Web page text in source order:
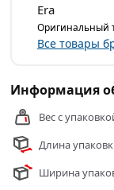
Решетка
выходов
систем
Она несет
мелкого мусора,
потоков в
Условия
вентиляционная
Era
Оригинальный
Все товары
Информация
Вес с
Длина
Ширина